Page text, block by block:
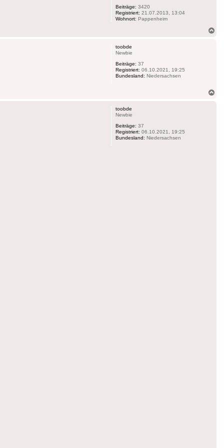
Beiträge: 3420
Registriert: 21.07.2013, 13:04
Wohnort: Pappenheim
toobde
Newbie
Beiträge: 37
Registriert: 06.10.2021, 19:25
Bundesland: Niedersachsen
toobde
Newbie
Beiträge: 37
Registriert: 06.10.2021, 19:25
Bundesland: Niedersachsen